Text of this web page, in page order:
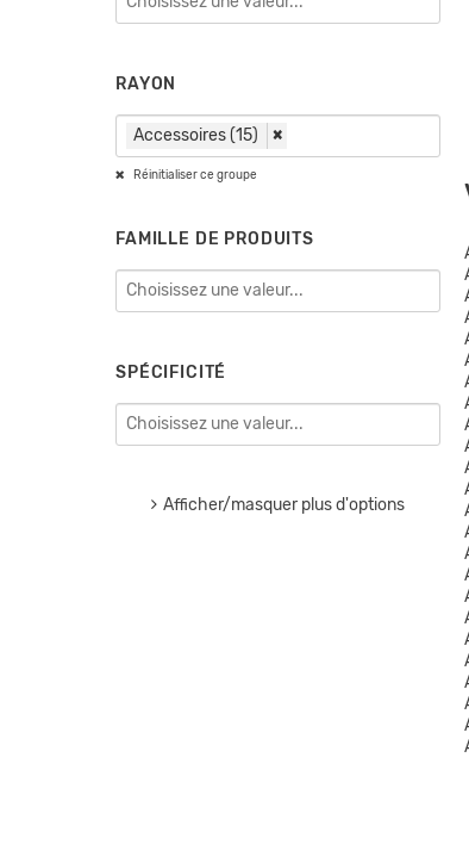
RAYON
Accessoires (15) ×
Réinitialiser ce groupe
FAMILLE DE PRODUITS
SPÉCIFICITÉ
Afficher/masquer plus d'options